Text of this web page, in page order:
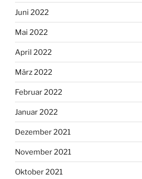
Juni 2022
Mai 2022
April 2022
März 2022
Februar 2022
Januar 2022
Dezember 2021
November 2021
Oktober 2021